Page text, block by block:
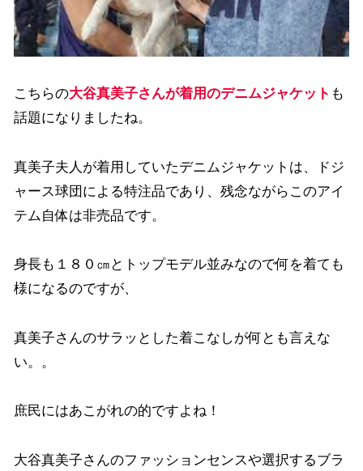
こちらの大谷真美子さんが着用のデニムジャケット も
話題になりましたね。
真美子夫人が着用していたデニムジャケットは、ドジ
ャース球団による特注品であり、残念ながらこのアイ
テム自体は非売品です。
身長も１８０㎝とトップモデル並みなので何を着ても
様になるのですが、
真美子さんのサラッとした着こなしが何とも言えな
い。。
庶民にはあこがれの的ですよね！
大谷真美子さんのファッションセンスや選択するブラ